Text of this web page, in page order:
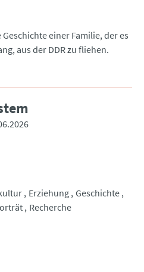
einer Familie, der es
aus der DDR zu fliehen.
Erziehung Geschichte
Recherche